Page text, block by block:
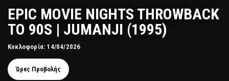
EPIC MOVIE NIGHTS THROWBACK
TO 90S | JUMANJI (1995)
Κυκλοφορία: 14/04/2026
Ώρες Προβολής